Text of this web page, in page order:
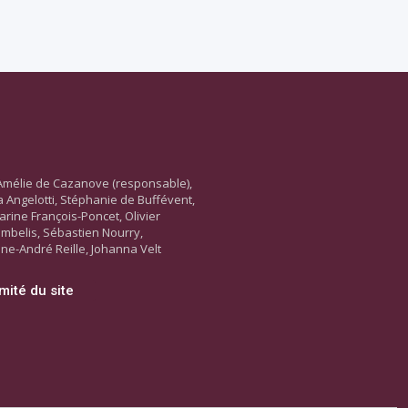
de Cazanove (responsable),
Angelotti, Stéphanie de Buffévent,
François-Poncet, Olivier
Sébastien Nourry,
André Reille, Johanna Velt
du site